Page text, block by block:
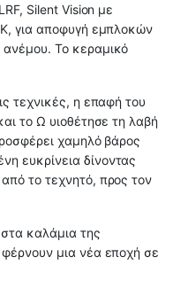
Silent Vision με
για αποφυγή εμπλοκών
Το κεραμικό
τεχνικές, η επαφή του
το Ω υιοθέτησε τη λαβή
χαμηλό βάρος
ευκρίνεια δίνοντας
το τεχνητό, προς τον
καλάμια της
φέρνουν μια νέα εποχή σε